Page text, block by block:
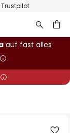
Trustpilot
auf fast alles